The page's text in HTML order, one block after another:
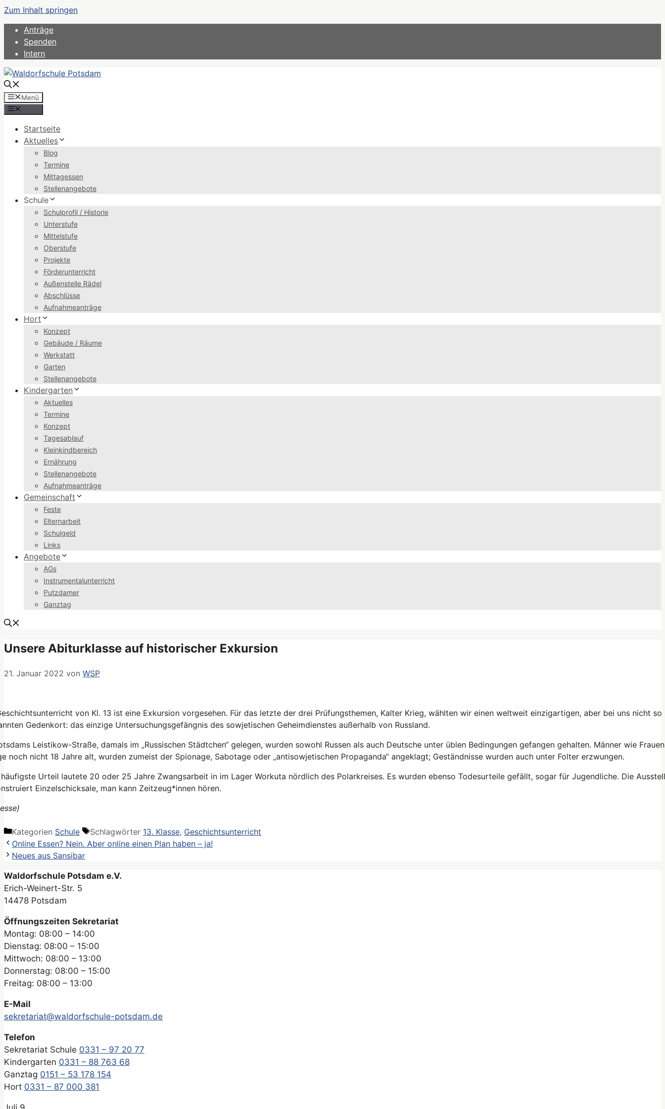
Zum Inhalt springen
Anträge
Spenden
Intern
Menü
Startseite
Aktuelles
Blog
Termine
Mittagessen
Stellenangebote
Schule
Schulprofil / Historie
Unterstufe
Mittelstufe
Oberstufe
Projekte
Förderunterricht
Außenstelle Rädel
Abschlüsse
Aufnahmeanträge
Hort
Konzept
Gebäude / Räume
Werkstatt
Garten
Stellenangebote
Kindergarten
Aktuelles
Termine
Konzept
Tagesablauf
Kleinkindbereich
Ernährung
Stellenangebote
Aufnahmeanträge
Gemeinschaft
Feste
Elternarbeit
Schulgeld
Links
Angebote
AGs
Instrumentalunterricht
Putzdamer
Ganztag
Unsere Abiturklasse auf historischer Exkursion
21. Januar 2022 von WSP
von Kl. 13 ist eine Exkursion vorgesehen. Für das letzte der drei Prüfungsthemen, Kalter Krieg, wählten wir einen weltweit einzigartigen, aber bei uns nicht so
Gedenkort: das einzige Untersuchungsgefängnis des sowjetischen Geheimdienstes außerhalb von Russland.
Leistikow-Straße, damals im „Russischen Städtchen“ gelegen, wurden sowohl Russen als auch Deutsche unter üblen Bedingungen gefangen gehalten. Männer wie
noch nicht 18 Jahre alt, wurden zumeist der Spionage, Sabotage oder „antisowjetischen Propaganda“ angeklagt; Geständnisse wurden auch unter Folter erzwungen.
Urteil lautete 20 oder 25 Jahre Zwangsarbeit in im Lager Workuta nördlich des Polarkreises. Es wurden ebenso Todesurteile gefällt, sogar für Jugendliche. Die
Einzelschicksale, man kann Zeitzeug*innen hören.
Kategorien Schule Schlagwörter 13. Klasse, Geschichtsunterricht
Online Essen? Nein. Aber online einen Plan haben – ja!
Neues aus Sansibar
Waldorfschule Potsdam e.V.
Erich-Weinert-Str. 5
14478 Potsdam
Öffnungszeiten Sekretariat
Montag: 08:00 – 14:00
Dienstag: 08:00 – 15:00
Mittwoch: 08:00 – 13:00
Donnerstag: 08:00 – 15:00
Freitag: 08:00 – 13:00
E-Mail
sekretariat@waldorfschule-potsdam.de
Telefon
Sekretariat Schule 0331 – 97 20 77
Kindergarten 0331 – 88 763 68
Ganztag 0151 – 53 178 154
Hort 0331 – 87 000 381